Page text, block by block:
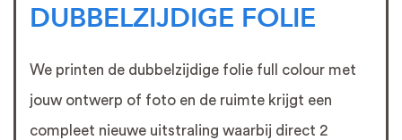
DUBBELZIJDIGE FOLIE
We printen de dubbelzijdige folie full colour met
jouw ontwerp of foto en de ruimte krijgt een
compleet nieuwe uitstraling waarbij direct 2